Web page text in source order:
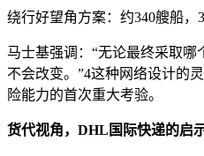
绕行好望角方案：约340艘船，
马士基强调：“无论最终采取
不会改变。”4这种网络设计的
险能力的首次重大考验。
货代视角，DHL国际快递的启